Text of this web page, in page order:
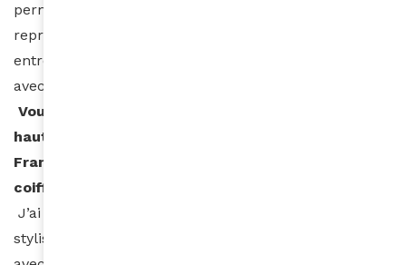
permet déjà à de nombreuses personnes de
reprendre confiance en elles, et les grandes
entreprises savent que désormais il faut composer
avec tout les acteurs de cette génération.
Vous avez monté les marches avec une robe
haute couture et pochette Elisabetta
Franchi.
coiffure ?
J’ai la chance d’avoir un ami qui est un super
styliste. Il s’appelle Grégory Ambroisine et a travaillé